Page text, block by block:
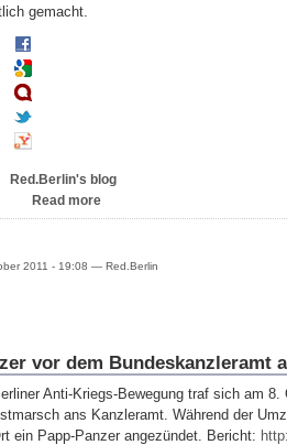
gemacht.
Red.Berlin's blog
Read more
2011 - 19:08 — Red.Berlin
vor dem Bundeskanzleramt
Anti-Kriegs-Bewegung traf sich am
ans Kanzleramt. Während der
ein Papp-Panzer angezündet. Bericht: